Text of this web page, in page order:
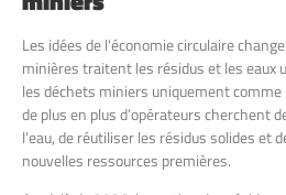
Les idées de l'économie circulaire
minières traitent les résidus et les eaux
les déchets miniers uniquement comme
de plus en plus d’opérateurs cherchent
l’eau, de réutiliser les résidus solides et
nouvelles ressources premières.